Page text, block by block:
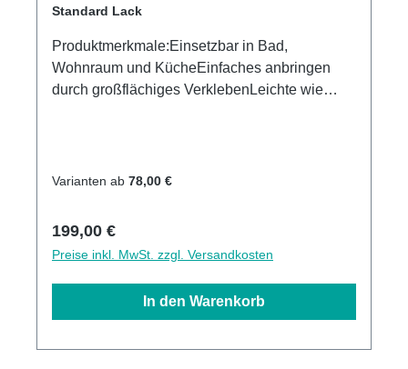
Standard Lack
Produktmerkmale:Einsetzbar in Bad,
Wohnraum und KücheEinfaches anbringen
durch großflächiges VerklebenLeichte wie
DirektdruckMade in GermanyKann über
Varianten ab 78,00 €
Regulärer Preis:
199,00 €
Preise inkl. MwSt. zzgl. Versandkosten
In den Warenkorb